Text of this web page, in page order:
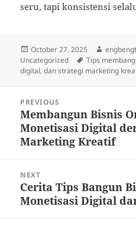
seru, tapi konsistensi
Posted
on
October 27, 2025 Author
Uncategorized
Tags
Tips
digital, dan strategi marketing
navigation
PREVIOUS
Previous
post:
Membangun Bisnis
Monetisasi Digital
Marketing Kreatif
NEXT
Next
post:
Cerita Tips Bangun
Monetisasi Digital